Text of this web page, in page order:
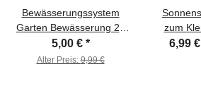
Bewässerungssystem
Garten Bewässerung 23
Meter 71-tlg.
5,00 € *
Alter Preis:9,99 €
zum
6,99